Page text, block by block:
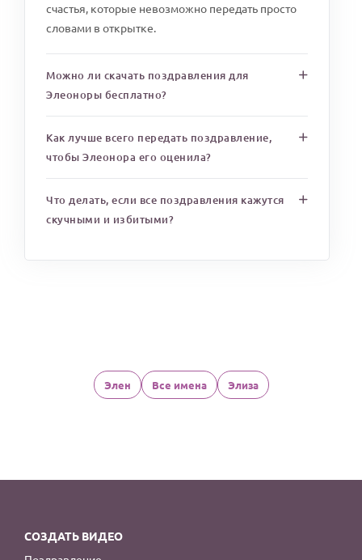
счастья, которые невозможно передать просто
словами в открытке.
Можно ли скачать поздравления для
Элеоноры бесплатно?
Как лучше всего передать поздравление,
чтобы Элеонора его оценила?
Что делать, если все поздравления кажутся
скучными и избитыми?
Элен Все имена Элиза
СОЗДАТЬ ВИДЕО